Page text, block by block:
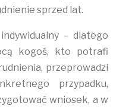
sprzed lat.
– dlatego
kogoś, kto potrafi
przeprowadzi
przypadku,
wniosek, a w